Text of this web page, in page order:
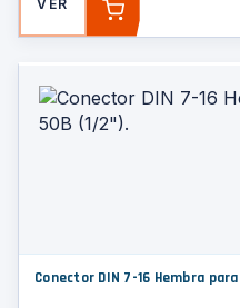
VER
AGREGAR
Conector DIN 7-16 Hembra